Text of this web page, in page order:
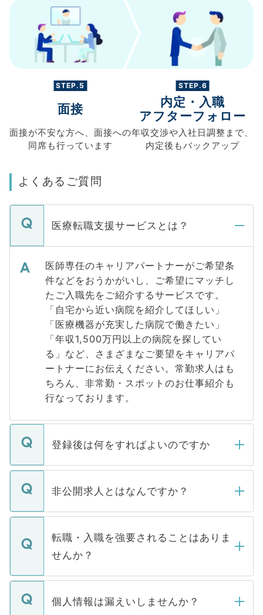
STEP.5
面接
面接が不安な方へ、 面接への
同席も行っています
STEP.6
内定・入職
アフターフォロー
年収交渉や入社日調整まで、
内定後もバックアップ
よくあるご質問
医療転職支援サービスとは？
医師専任のキャリアパートナーがご希望条
件などをおうかがいし、ご希望にマッチし
たご入職先をご紹介するサービスです。
「自宅から近い病院を紹介してほしい」
「医療機器が充実した病院で働きたい」
「年収1,500万円以上の病院を探してい
る」など、さまざまなご要望をキャリアパ
ートナーにお伝えください。常勤求人はも
ちろん、非常勤・スポットのお仕事紹介も
行なっております。
登録後は何をすればよいのですか
ご登録いただきましたら、弊社担当者がご
登録内容を確認し、その後メールもしくは
ます。通常、5営業日以内にはご連絡をせて
いただきますので、しばらくお待ちくださ
非公開求人とはなんですか？
マイナビDOCTORで取り扱っている求人の
うち約3割は、Webサイトからご覧いただ
けない「非公開求人」です。非公開求人は
下記の理由によって、一般には公開してい
ません。
■応募殺到を避けるため 人気のある医療機
転職・入職を強要されることはありま
せんか？
転職・入職を強要することは一切ありませ
ん。また、仮に応募先から内定をいただい
個人情報は漏えいしませんか？